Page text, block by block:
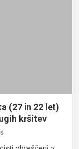
(27 in 22 let)
kršitev